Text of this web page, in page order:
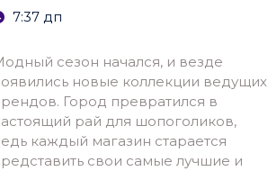
7:37 дп
сезон начался, и везде
новые коллекции ведущих
Город превратился в
рай для шопоголиков,
каждый магазин старается
свои самые лучшие и